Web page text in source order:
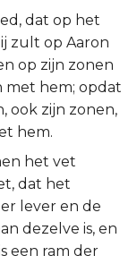
dat op het
zult op Aaron
op zijn zonen
met hem; opdat
ook zijn zonen,
hem.
het vet
dat het
lever en de
dezelve is, en
een ram der